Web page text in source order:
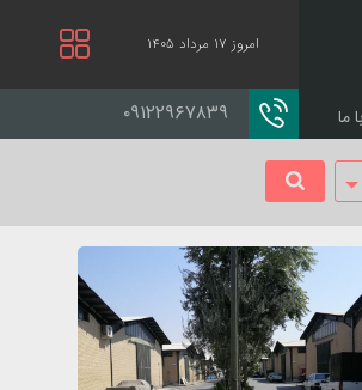
ما
امروز ۱۷ مرداد ۱۴۰۵
۰۹۱۲۲۹۶۷۸۳۹